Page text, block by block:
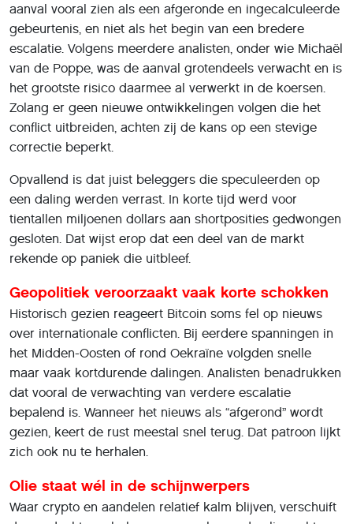
aanval vooral zien als een afgeronde en ingecalculeerde
gebeurtenis, en niet als het begin van een bredere
escalatie. Volgens meerdere analisten, onder wie Michaël
van de Poppe, was de aanval grotendeels verwacht en is
het grootste risico daarmee al verwerkt in de koersen.
Zolang er geen nieuwe ontwikkelingen volgen die het
conflict uitbreiden, achten zij de kans op een stevige
correctie beperkt.
Opvallend is dat juist beleggers die speculeerden op
een daling werden verrast. In korte tijd werd voor
tientallen miljoenen dollars aan shortposities gedwongen
gesloten. Dat wijst erop dat een deel van de markt
rekende op paniek die uitbleef.
Geopolitiek veroorzaakt vaak korte schokken
Historisch gezien reageert Bitcoin soms fel op nieuws
over internationale conflicten. Bij eerdere spanningen in
het Midden-Oosten of rond Oekraïne volgden snelle
maar vaak kortdurende dalingen. Analisten benadrukken
dat vooral de verwachting van verdere escalatie
bepalend is. Wanneer het nieuws als “afgerond” wordt
gezien, keert de rust meestal snel terug. Dat patroon lijkt
zich ook nu te herhalen.
Olie staat wél in de schijnwerpers
Waar crypto en aandelen relatief kalm blijven, verschuift